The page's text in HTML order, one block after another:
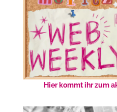
Hier kommt ihr zum